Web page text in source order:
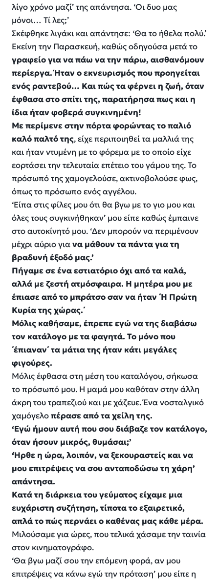
λίγο χρόνο μαζί’ της απάντησα. ‘Οι δυο μας
μόνοι… Τί λες;’
Σκέφθηκε λιγάκι και απάντησε: ‘Θα το ήθελα πολύ.’
Εκείνη την Παρασκευή, καθώς οδηγούσα μετά το
γραφείο για να πάω να την πάρω, αισθανόμουν
περίεργα. Ήταν ο εκνευρισμός που προηγείται
ενός ραντεβού… Και πώς τα φέρνει η ζωή, όταν
έφθασα στο σπίτι της, παρατήρησα πως και η
ίδια ήταν φοβερά συγκινημένη!
Με περίμενε στην πόρτα φορώντας το παλιό
καλό παλτό της, είχε περιποιηθεί τα μαλλιά της
και ήταν ντυμένη με το φόρεμα με το οποίο είχε
εορτάσει την τελευταία επέτειο του γάμου της. Το
πρόσωπό της χαμογελούσε, ακτινοβολούσε φως,
όπως το πρόσωπο ενός αγγέλου.
‘Είπα στις φίλες μου ότι θα βγω με το γιο μου και
όλες τους συγκινήθηκαν’ μου είπε καθώς έμπαινε
στο αυτοκίνητό μου. ‘Δεν μπορούν να περιμένουν
μέχρι αύριο γιανα μάθουν τα πάντα για τη
βραδυνή έξοδό μας.’
Πήγαμε σε ένα εστιατόριο όχι από τα καλά,
αλλά με ζεστή ατμόσφαιρα. Η μητέρα μου με
έπιασε από το μπράτσο σαν να ήταν ΄Η Πρώτη
Κυρία της χώρας.΄
Μόλις καθήσαμε, έπρεπε εγώ να της διαβάσω
τον κατάλογο με τα φαγητά. Το μόνο που
΄έπιαναν΄ τα μάτια της ήταν κάτι μεγάλες
φιγούρες.
Μόλις έφθασα στη μέση του καταλόγου, σήκωσα
το πρόσωπό μου. Η μαμά μου καθόταν στην άλλη
άκρη του τραπεζιού και με χάζευε. Ένα νοσταλγικό
χαμόγελοπέρασε από τα χείλη της.
‘Εγώ ήμουν αυτή που σου διάβαζε τον κατάλογο,
όταν ήσουν μικρός, θυμάσαι;’
‘Ήρθε η ώρα, λοιπόν, να ξεκουραστείς και να
μου επιτρέψεις να σου ανταποδώσω τη χάρη’
απάντησα.
Κατά τη διάρκεια του γεύματος είχαμε μια
ευχάριστη συζήτηση, τίποτα το εξαιρετικό,
απλά το πώς περνάει ο καθένας μας κάθε μέρα.
Μιλούσαμε για ώρες, που τελικά χάσαμε την ταινία
στον κινηματογράφο.
‘Θα βγω μαζί σου την επόμενη φορά, αν μου
επιτρέψεις να κάνω εγώ την πρόταση’ μου είπε η